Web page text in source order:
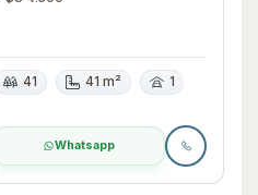
41 41 m² 1
Whatsapp